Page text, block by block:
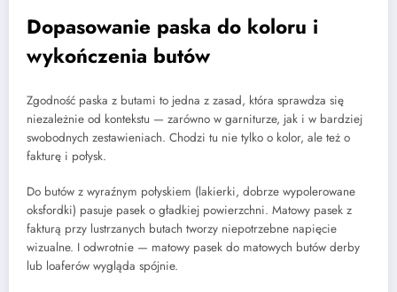
Dopasowanie paska do koloru i
wykończenia butów
Zgodność paska z butami to jedna z zasad, która sprawdza się
niezależnie od kontekstu — zarówno w garniturze, jak i w bardziej
swobodnych zestawieniach. Chodzi tu nie tylko o kolor, ale też o
fakturę i połysk.
Do butów z wyraźnym połyskiem (lakierki, dobrze wypolerowane
oksfordki) pasuje pasek o gładkiej powierzchni. Matowy pasek z
fakturą przy lustrzanych butach tworzy niepotrzebne napięcie
wizualne. I odwrotnie — matowy pasek do matowych butów derby
lub loaferów wygląda spójnie.